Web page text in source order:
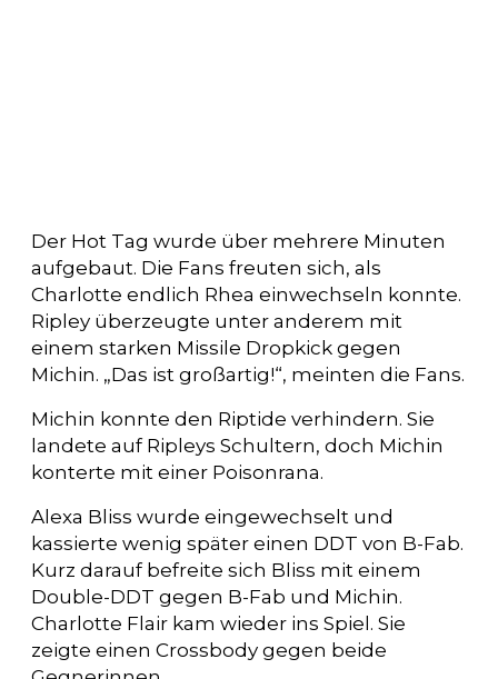
Der Hot Tag wurde über mehrere Minuten
aufgebaut. Die Fans freuten sich, als
Charlotte endlich Rhea einwechseln konnte.
Ripley überzeugte unter anderem mit
einem starken Missile Dropkick gegen
Michin. „Das ist großartig!“, meinten die Fans.
Michin konnte den Riptide verhindern. Sie
landete auf Ripleys Schultern, doch Michin
konterte mit einer Poisonrana.
Alexa Bliss wurde eingewechselt und
kassierte wenig später einen DDT von B-Fab.
Kurz darauf befreite sich Bliss mit einem
Double-DDT gegen B-Fab und Michin.
Charlotte Flair kam wieder ins Spiel. Sie
zeigte einen Crossbody gegen beide